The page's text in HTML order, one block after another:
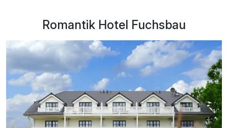
Romantik Hotel Fuchsbau